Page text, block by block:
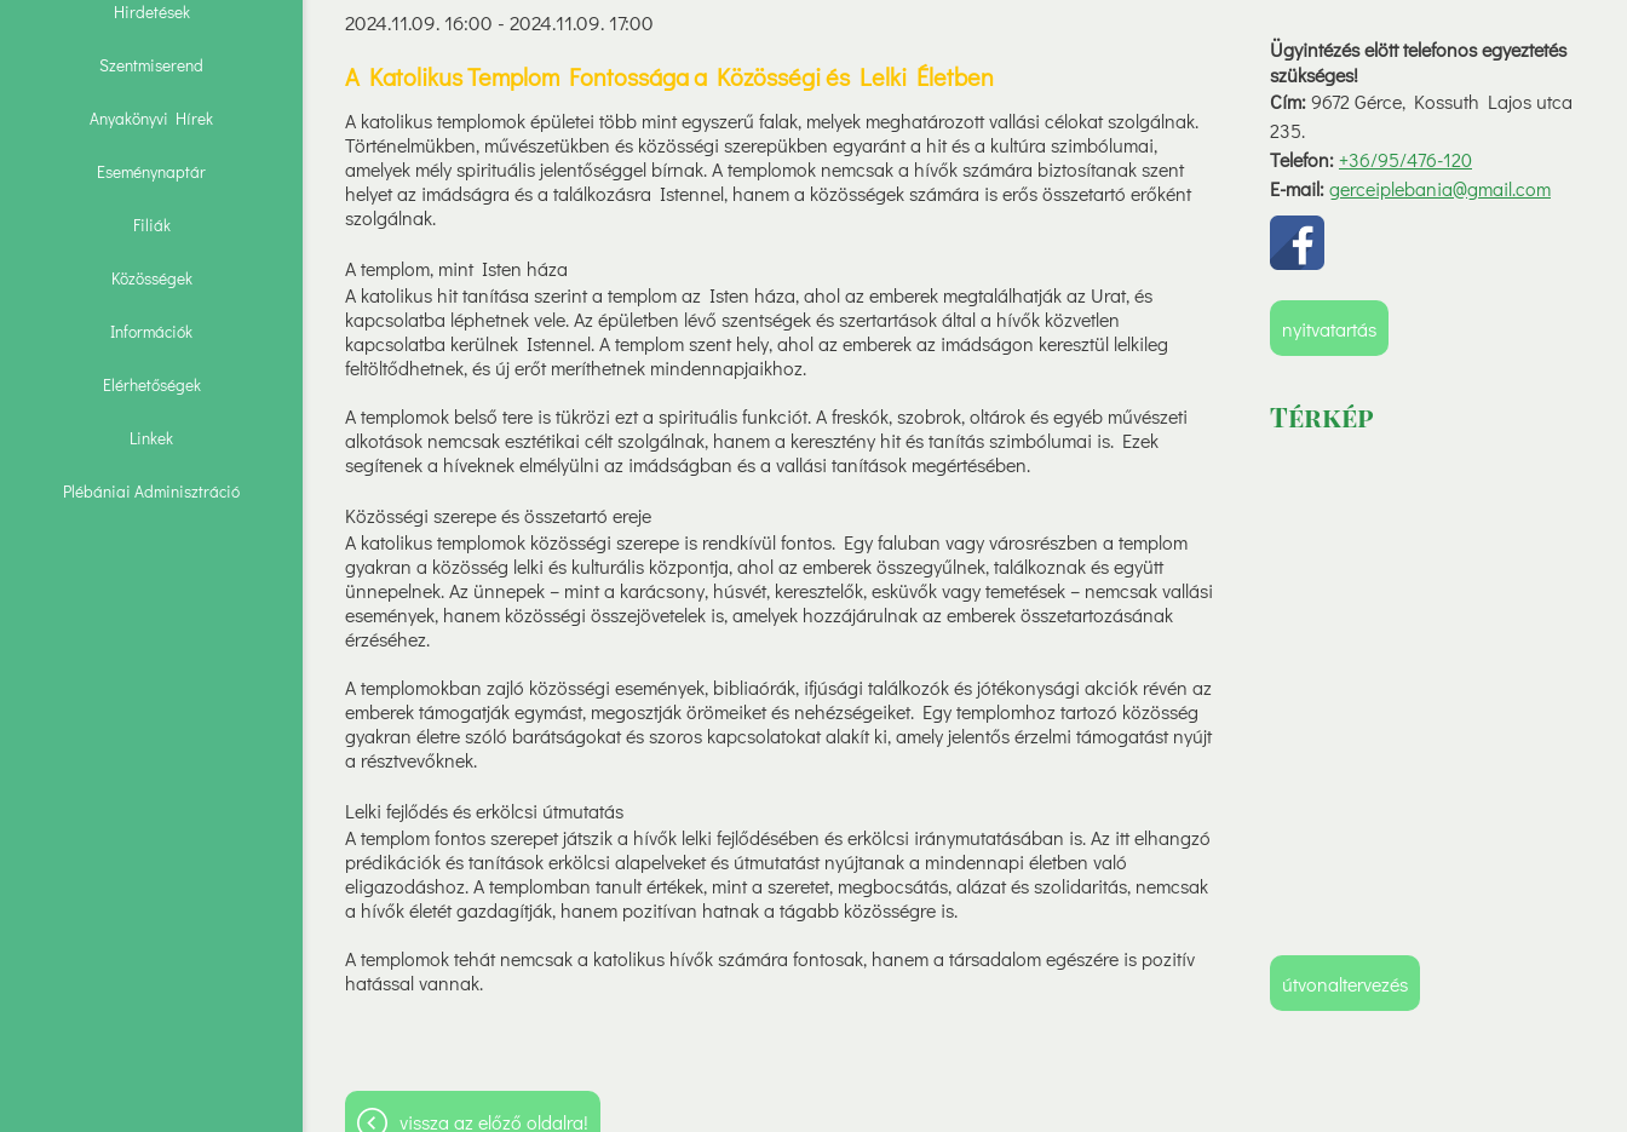
Hirdetések
Szentmiserend
Anyakönyvi Hírek
Eseménynaptár
Filiák
Közösségek
Információk
Elérhetőségek
Linkek
Plébániai Adminisztráció
Ügyintézés elött telefonos egyeztetés
szükséges!
Cím:9672 Gérce, Kossuth Lajos utca
235.
Telefon:+36/95/476-120
E-mail:gerceiplebania@gmail.com
nyitvatartás
Térkép
útvonaltervezés
2024.11.09. 16:00 - 2024.11.09. 17:00
A Katolikus Templom Fontossága a Közösségi és Lelki Életben
A katolikus templomok épületei több mint egyszerű falak, melyek meghatározott vallási célokat szolgálnak.
Történelmükben, művészetükben és közösségi szerepükben egyaránt a hit és a kultúra szimbólumai,
amelyek mély spirituális jelentőséggel bírnak. A templomok nemcsak a hívők számára biztosítanak szent
helyet az imádságra és a találkozásra Istennel, hanem a közösségek számára is erős összetartó erőként
szolgálnak.
A templom, mint Isten háza
A katolikus hit tanítása szerint a templom az Isten háza, ahol az emberek megtalálhatják az Urat, és
kapcsolatba léphetnek vele. Az épületben lévő szentségek és szertartások által a hívők közvetlen
kapcsolatba kerülnek Istennel. A templom szent hely, ahol az emberek az imádságon keresztül lelkileg
feltöltődhetnek, és új erőt meríthetnek mindennapjaikhoz.
A templomok belső tere is tükrözi ezt a spirituális funkciót. A freskók, szobrok, oltárok és egyéb művészeti
alkotások nemcsak esztétikai célt szolgálnak, hanem a keresztény hit és tanítás szimbólumai is. Ezek
segítenek a híveknek elmélyülni az imádságban és a vallási tanítások megértésében.
Közösségi szerepe és összetartó ereje
A katolikus templomok közösségi szerepe is rendkívül fontos. Egy faluban vagy városrészben a templom
gyakran a közösség lelki és kulturális központja, ahol az emberek összegyűlnek, találkoznak és együtt
ünnepelnek. Az ünnepek – mint a karácsony, húsvét, keresztelők, esküvők vagy temetések – nemcsak vallási
események, hanem közösségi összejövetelek is, amelyek hozzájárulnak az emberek összetartozásának
érzéséhez.
A templomokban zajló közösségi események, bibliaórák, ifjúsági találkozók és jótékonysági akciók révén az
emberek támogatják egymást, megosztják örömeiket és nehézségeiket. Egy templomhoz tartozó közösség
gyakran életre szóló barátságokat és szoros kapcsolatokat alakít ki, amely jelentős érzelmi támogatást nyújt
a résztvevőknek.
Lelki fejlődés és erkölcsi útmutatás
A templom fontos szerepet játszik a hívők lelki fejlődésében és erkölcsi iránymutatásában is. Az itt elhangzó
prédikációk és tanítások erkölcsi alapelveket és útmutatást nyújtanak a mindennapi életben való
eligazodáshoz. A templomban tanult értékek, mint a szeretet, megbocsátás, alázat és szolidaritás, nemcsak
a hívők életét gazdagítják, hanem pozitívan hatnak a tágabb közösségre is.
A templomok tehát nemcsak a katolikus hívők számára fontosak, hanem a társadalom egészére is pozitív
hatással vannak.
vissza az előző oldalra!